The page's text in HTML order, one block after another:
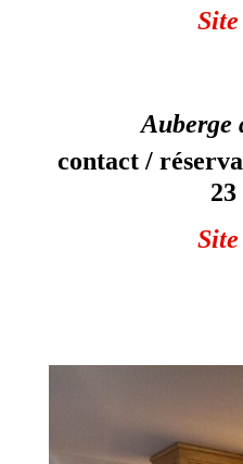
Auberge
contact /
23